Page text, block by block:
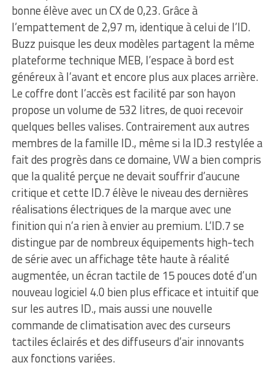
bonne élève avec un CX de 0,23. Grâce à
l’empattement de 2,97 m, identique à celui de l’ID.
Buzz puisque les deux modèles partagent la même
plateforme technique MEB, l’espace à bord est
généreux à l’avant et encore plus aux places arrière.
Le coffre dont l’accès est facilité par son hayon
propose un volume de 532 litres, de quoi recevoir
quelques belles valises. Contrairement aux autres
membres de la famille ID., même si la ID.3 restylée a
fait des progrès dans ce domaine, VW a bien compris
que la qualité perçue ne devait souffrir d’aucune
critique et cette ID.7 élève le niveau des dernières
réalisations électriques de la marque avec une
finition qui n’a rien à envier au premium. L’ID.7 se
distingue par de nombreux équipements high-tech
de série avec un affichage tête haute à réalité
augmentée, un écran tactile de 15 pouces doté d’un
nouveau logiciel 4.0 bien plus efficace et intuitif que
sur les autres ID., mais aussi une nouvelle
commande de climatisation avec des curseurs
tactiles éclairés et des diffuseurs d’air innovants
aux fonctions variées.